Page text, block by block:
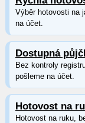
Výběr hotovosti na
na účet.
Dostupná
Bez kontroly
pošleme na účet.
Hotovost na
Hotovost na ruku,